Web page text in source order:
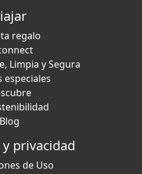
regalo
Limpia y Segura
especiales
Blog
privacidad
de Uso